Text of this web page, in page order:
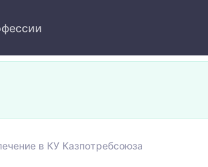
в КУ Казпотребсоюза